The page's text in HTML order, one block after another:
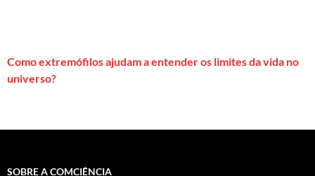
Como extremófilos ajudam a entender os limites da vida no
universo?
SOBRE A COMCIÊNCIA